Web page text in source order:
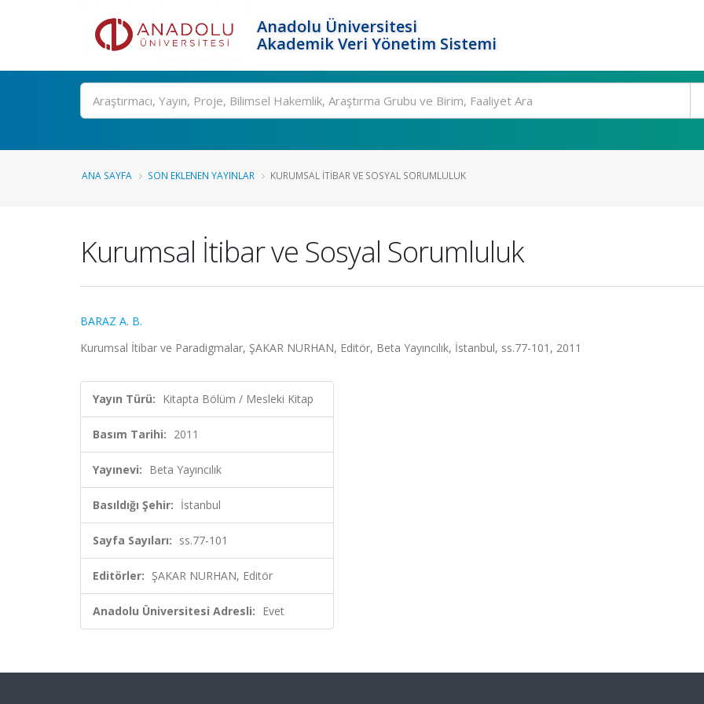
Anadolu Üniversitesi
Akademik Veri Yönetim Sistemi
Ara
ANA SAYFA SON EKLENEN YAYINLAR KURUMSAL İTIBAR VE SOSYAL SORUMLULUK
Kurumsal İtibar ve Sosyal Sorumluluk
BARAZ A. B.
Kurumsal İtibar ve Paradigmalar, ŞAKAR NURHAN, Editör, Beta Yayıncılık, İstanbul, ss.77-101, 2011
Yayın Türü: Kitapta Bölüm / Mesleki Kitap
Basım Tarihi: 2011
Yayınevi: Beta Yayıncılık
Basıldığı Şehir: İstanbul
Sayfa Sayıları: ss.77-101
Editörler: ŞAKAR NURHAN, Editör
Anadolu Üniversitesi Adresli: Evet